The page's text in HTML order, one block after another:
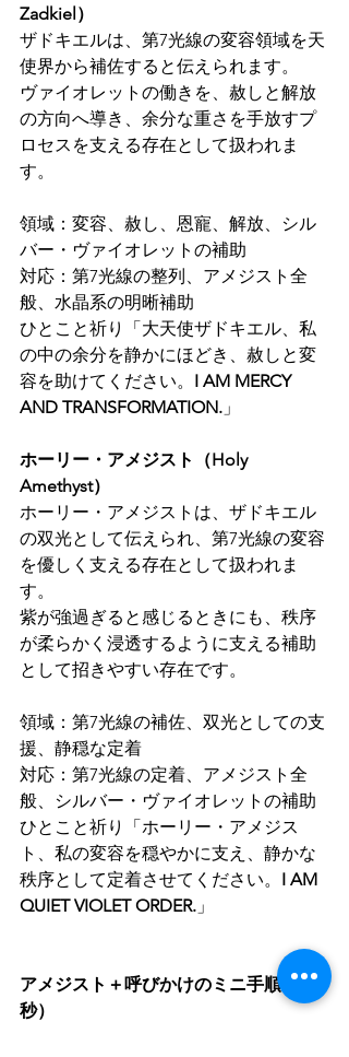
Zadkiel）
ザドキエルは、第7光線の変容領域を天
使界から補佐すると伝えられます。
ヴァイオレットの働きを、赦しと解放
の方向へ導き、余分な重さを手放すプ
ロセスを支える存在として扱われま
す。
領域：変容、赦し、恩寵、解放、シル
バー・ヴァイオレットの補助
対応：第7光線の整列、アメジスト全
般、水晶系の明晰補助
ひとこと祈り「大天使ザドキエル、私
の中の余分を静かにほどき、赦しと変
容を助けてください。 I AM MERCY
AND TRANSFORMATION. 」
ホーリー・アメジスト（Holy
Amethyst）
ホーリー・アメジストは、ザドキエル
の双光として伝えられ、第7光線の変容
を優しく支える存在として扱われま
す。
紫が強過ぎると感じるときにも、秩序
が柔らかく浸透するように支える補助
として招きやすい存在です。
領域：第7光線の補佐、双光としての支
援、静穏な定着
対応：第7光線の定着、アメジスト全
般、シルバー・ヴァイオレットの補助
ひとこと祈り「ホーリー・アメジス
ト、私の変容を穏やかに支え、静かな
秩序として定着させてください。 I AM
QUIET VIOLET ORDER. 」
アメジスト＋呼びかけのミニ手順（90
秒）